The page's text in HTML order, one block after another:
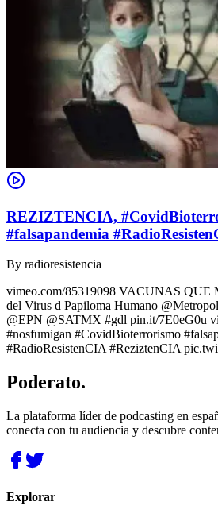
REZIZTENCIA,
#falsapandemia
By radioresistencia
vimeo.com/85319098 VACUNAS
del Virus d Papiloma Humano
@EPN @SATMX #gdl pin.it/7E0eG0u
#nosfumigan #CovidBioterrorismo
#RadioResistenCIA #ReziztenCIA
Poderato.
La plataforma líder de podcasting en
conecta con tu audiencia y descubre
Explorar